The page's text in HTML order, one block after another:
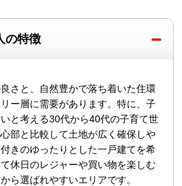
の特徴
さと、自然豊かで落ち着いた住環
ー層に需要があります。特に、子
と考える30代から40代の子育て世
部と比較して土地が広く確保しや
きのゆったりとした一戸建てを希
休日のレジャーや買い物を楽しむ
ら選ばれやすいエリアです。